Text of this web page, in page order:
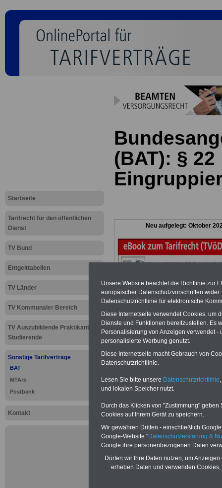
Startseite
Tarifrecht für den öffentlichen
Dienst
TV Bund
Entgelttabellen
TV Länder
TV Kommunaler Bereich
TV Auszubildende Praktikanten
Studierende
Sonstige Tarifverträge
BAT
MTArb
Postbank
Kontakt
(BAT): § 22
Neu aufgelegt: Oktober
ZurÜbersicht
.
Unsere Website beachtet die Richtlinie zur
europäischer Datenschutzvorschriften
Datenschutzrichtlinie für elektronische
Diese Internetseite verwendet Cookies, um
Dienste und Funktionen bereitzustellen. Es
Personalisierung von Anzeigen verwendet
personalisierte Werbung genutzt.
Diese Internetseite macht Gebrauch von
Datenschutzrichtlinie.
Lesen Sie bitte unsere Datenschutzrichtlinie
und lokalen Speicher nutzt.
Durch das Klicken von "Zustimmung"
Cookies auf Ihrem Gerät zu speichern.
Wir gewähren Dritten - einschließlich
Google-Website "Datenschutzerklärung &
Google ihre personenbezogenen Daten
Dürfen wir Ihre Daten nutzen, um
erheben Daten und verwenden